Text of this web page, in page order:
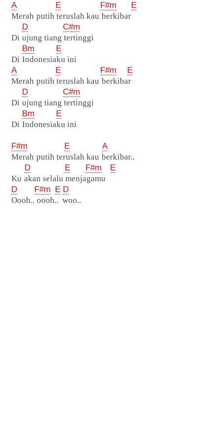
A
E F#m
E
Merah putih teruslah kau berkibar
D
C#m
Di ujung tiang tertinggi
Bm
E
Di Indonesiaku ini
A
E F#m
E
Merah putih teruslah kau berkibar
D
C#m
Di ujung tiang tertinggi
Bm
E
Di Indonesiaku ini
F#m E
A
Merah putih teruslah kau berkibar..
D
E F#m
E
Ku akan selalu menjagamu
D
F#m E D
Oooh.. oooh.. woo..